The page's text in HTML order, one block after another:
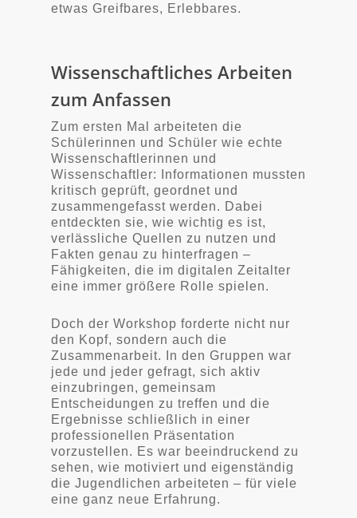
etwas Greifbares, Erlebbares.
Wissenschaftliches Arbeiten
zum Anfassen
Zum ersten Mal arbeiteten die
Schülerinnen und Schüler wie echte
Wissenschaftlerinnen und
Wissenschaftler: Informationen mussten
kritisch geprüft, geordnet und
zusammengefasst werden. Dabei
entdeckten sie, wie wichtig es ist,
verlässliche Quellen zu nutzen und
Fakten genau zu hinterfragen –
Fähigkeiten, die im digitalen Zeitalter
eine immer größere Rolle spielen.
Doch der Workshop forderte nicht nur
den Kopf, sondern auch die
Zusammenarbeit. In den Gruppen war
jede und jeder gefragt, sich aktiv
einzubringen, gemeinsam
Entscheidungen zu treffen und die
Ergebnisse schließlich in einer
professionellen Präsentation
vorzustellen. Es war beeindruckend zu
sehen, wie motiviert und eigenständig
die Jugendlichen arbeiteten – für viele
eine ganz neue Erfahrung.